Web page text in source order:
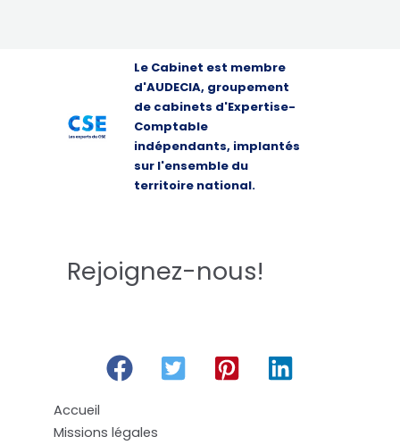
Le Cabinet est membre
d'AUDECIA, groupement
de cabinets d'Expertise-
Comptable
indépendants, implantés
sur l'ensemble du
territoire national.
Rejoignez-nous!
Accueil
Missions légales